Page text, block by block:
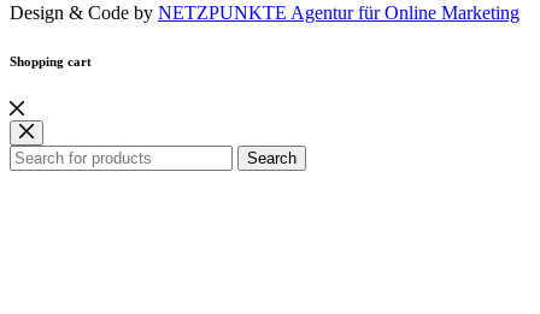
Design & Code by NETZPUNKTE Agentur für Online Marketing
Shopping cart
Search